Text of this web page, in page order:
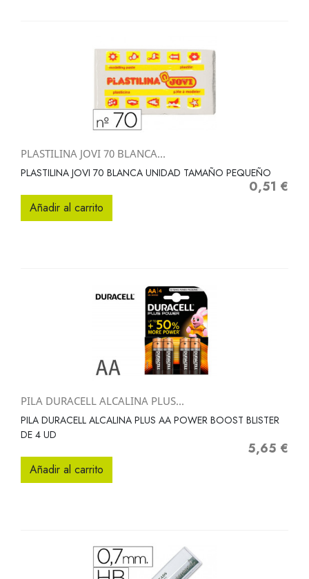
PLASTILINA JOVI 70 BLANCA...
PLASTILINA JOVI 70 BLANCA UNIDAD TAMAÑO PEQUEÑO
Precio
0,51 €
Añadir al carrito
PILA DURACELL ALCALINA PLUS...
PILA DURACELL ALCALINA PLUS AA POWER BOOST BLISTER
DE 4 UD
Precio
5,65 €
Añadir al carrito